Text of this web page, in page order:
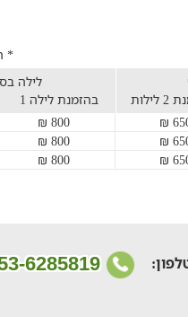
*
לילה
בהזמנת לילה 1
800 ₪
800 ₪
800 ₪